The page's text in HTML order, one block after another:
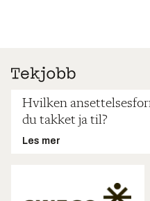
Hvilken
du takket ja til?
Les mer